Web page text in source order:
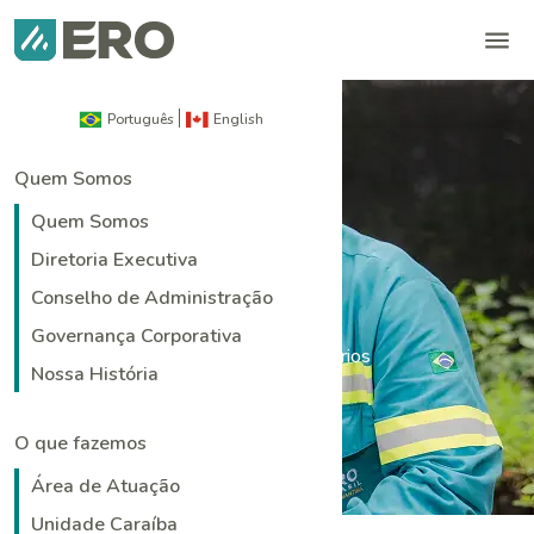
Português English
Quem Somos
Quem Somos
Diretoria Executiva
Conselho de Administração
Governança Corporativa
Nossa História
O que fazemos
Área de Atuação
Unidade Caraíba
Relatórios
Relatórios